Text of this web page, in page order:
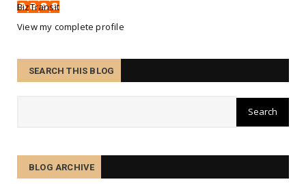
consectetur.
Ne amores quidem sanctos alienos esse.
TECHNOLOGY
Quid enim de amicitia statueris utilitatis causa
BizTransit
View my complete profile
SEARCH THIS BLOG
BLOG ARCHIVE